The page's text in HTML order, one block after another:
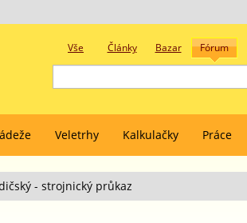
Vše Články Bazar Fórum
Veletrhy Kalkulačky Práce
- strojnický průkaz